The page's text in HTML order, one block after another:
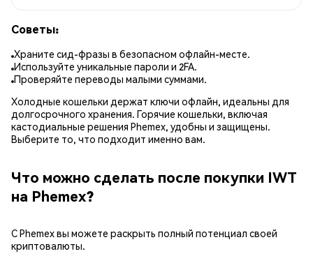
Советы:
Храните сид-фразы в безопасном офлайн-месте.
Используйте уникальные пароли и 2FA.
Проверяйте переводы малыми суммами.
Холодные кошельки держат ключи офлайн, идеальны для
долгосрочного хранения. Горячие кошельки, включая
кастодиальные решения Phemex, удобны и защищены.
Выберите то, что подходит именно вам.
Что можно сделать после покупки IWT
на Phemex?
С Phemex вы можете раскрыть полный потенциал своей
криптовалюты.